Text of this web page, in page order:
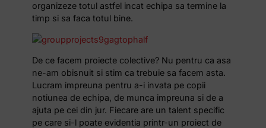
organizeze totul astfel incat echipa sa termine la
timp si sa faca totul bine.
De ce facem proiecte colective? Nu pentru ca asa
ne-am obisnuit si stim ca trebuie sa facem asta.
Lucram impreuna pentru a-i invata pe copii
notiunea de echipa, de munca impreuna si de a
ajuta pe cei din jur. Fiecare are un talent specific
pe care si-l poate evidentia printr-un proiect de